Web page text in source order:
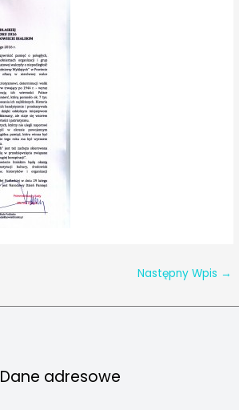
Następny Wpis →
Dane adresowe